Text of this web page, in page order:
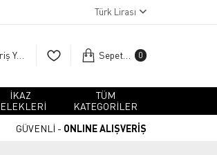
Türk Lirası
Giriş Yap Sepetim 0
İKAZ
TÜM
KATEGORİLER
GÜVENLİ - ONLINE ALIŞVERİŞ